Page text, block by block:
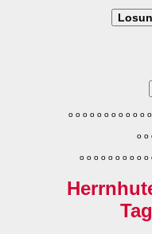
o o o o o o o o o o o o
o o
o o o o o o o o o o